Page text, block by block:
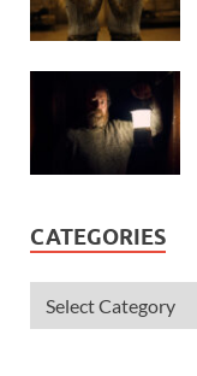
CATEGORIES